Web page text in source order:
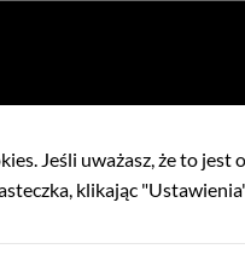
Jeśli uważasz, że to
klikając